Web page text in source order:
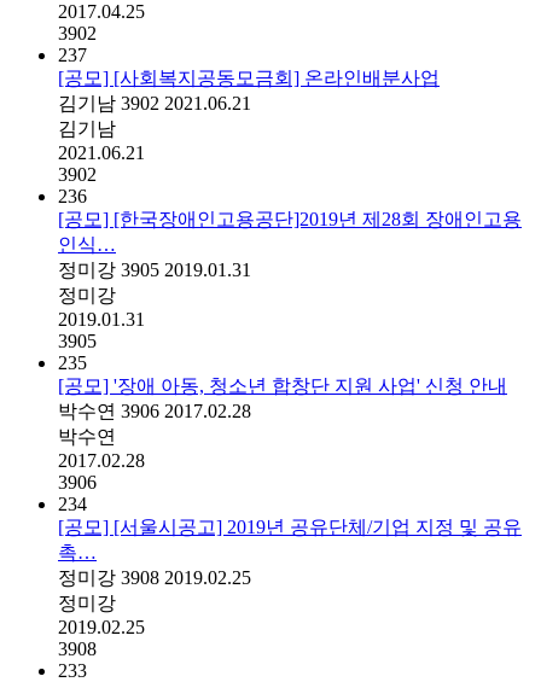
2017.04.25
3902
237
[공모] [사회복지공동모금회] 온라인배분사업
김기남 3902 2021.06.21
김기남
2021.06.21
3902
236
[공모] [한국장애인고용공단]2019년 제28회 장애인고용
인식…
정미강 3905 2019.01.31
정미강
2019.01.31
3905
235
[공모] '장애 아동, 청소년 합창단 지원 사업' 신청 안내
박수연 3906 2017.02.28
박수연
2017.02.28
3906
234
[공모] [서울시공고] 2019년 공유단체/기업 지정 및 공유
촉…
정미강 3908 2019.02.25
정미강
2019.02.25
3908
233